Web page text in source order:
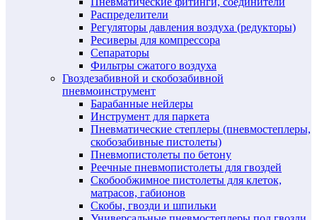
Распределители
Регуляторы давления воздуха (редукторы)
Ресиверы для компрессора
Сепараторы
Фильтры сжатого воздуха
Гвоздезабивной и скобозабивной
пневмоинструмент
Барабанные нейлеры
Инструмент для паркета
Пневматические степлеры (пневмостеплеры,
скобозабивные пистолеты)
Пневмопистолеты по бетону
Реечные пневмопистолеты для гвоздей
Скобообжимное пистолеты для клеток,
матрасов, габионов
Скобы, гвозди и шпильки